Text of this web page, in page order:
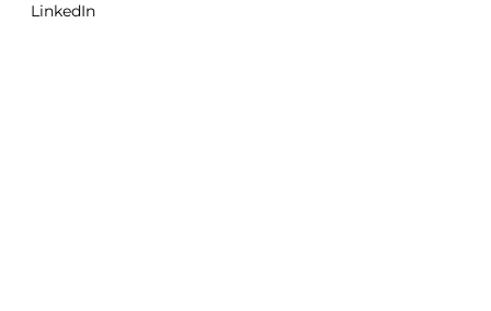
LinkedIn